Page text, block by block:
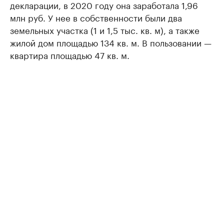
декларации, в 2020 году она заработала 1,96
млн руб. У нее в собственности были два
земельных участка (1 и 1,5 тыс. кв. м), а также
жилой дом площадью 134 кв. м. В пользовании —
квартира площадью 47 кв. м.